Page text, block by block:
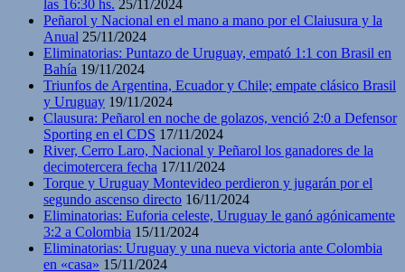
las 16:30 hs. 25/11/2024
Peñarol y Nacional en el mano a mano por el Claiusura y la
Anual 25/11/2024
Eliminatorias: Puntazo de Uruguay, empató 1:1 con Brasil en
Bahía 19/11/2024
Triunfos de Argentina, Ecuador y Chile; empate clásico Brasil
y Uruguay 19/11/2024
Clausura: Peñarol en noche de golazos, venció 2:0 a Defensor
Sporting en el CDS 17/11/2024
River, Cerro Laro, Nacional y Peñarol los ganadores de la
decimotercera fecha 17/11/2024
Torque y Uruguay Montevideo perdieron y jugarán por el
segundo ascenso directo 16/11/2024
Eliminatorias: Euforia celeste, Uruguay le ganó agónicamente
3:2 a Colombia 15/11/2024
Eliminatorias: Uruguay y una nueva victoria ante Colombia
en «casa» 15/11/2024